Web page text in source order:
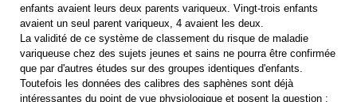
enfants avaient leurs deux parents variqueux. Vingt-trois enfants
avaient un seul parent variqueux, 4 avaient les deux.
La validité de ce système de classement du risque de maladie
variqueuse chez des sujets jeunes et sains ne pourra être confirmée
que par d'autres études sur des groupes identiques d'enfants.
Toutefois les données des calibres des saphènes sont déjà
intéressantes du point de vue physiologique et posent la question :